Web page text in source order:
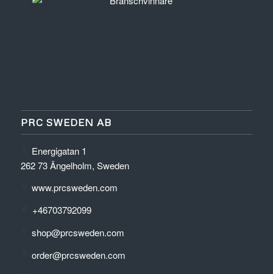
PRC SWEDEN AB
Energigatan 1
262 73 Ängelholm, Sweden
www.prcsweden.com
+46703792099
shop@prcsweden.com
order@prcsweden.com